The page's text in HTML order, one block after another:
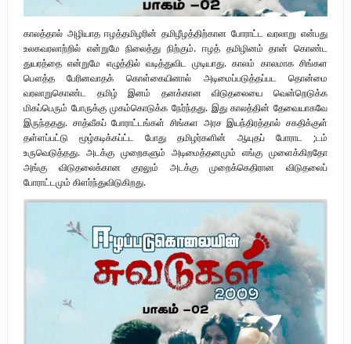
உரிமைப் போராட்டம் _
நாடாளுமன்ற உறுப்பினர் இராமநாதன் அர்ச்சுனா அவர்களுக்கு நிலவனின்
திறந்த மடல்!
காலத்தால் அழியாத ஈழத்தமிழரின் தமிழீழத்திற்கான போராட்ட வரலாறு என்பது
உலகவரலாற்றில் என்றுமே நிலைத்து நிற்கும். ஈழத் தமிழினம் தான் கொண்ட
துயரத்தை என்றுமே எழுத்தில் வடித்துவிட முடியாது. காலம் காலமாக சிங்கள
பௌத்த பேரினவாதக் கொள்கையினால் அடிமைப்படுத்தப்பட தொன்மை
வரலாறுகொண்ட தமிழ் இனம் தனக்கான விடுதலையை வென்றெடுக்க
மிகப்பெரும் போருக்கு முகம்கொடுக்க நேர்ந்தது. இது காலத்தின் தேவையாகவே
இருந்ததது. சாத்வீகப் போராட்டங்கள் சிங்கள அரச இயந்திரத்தால் சகதிக்குள்
தள்ளப்பட்டு மூழ்கடிக்கப்ட்ட போது தமிழர்களின் ஆயுதப் போராட ;டம்
உருவெடுத்தது. அடக்கு முறைகளும் அடிமைத்தனமும் எங்கு முளைக்கிறதோ
அங்கு விடுதலைக்கான குரலும் அடக்கு முறைக்கெதிரான விடுதலைப்
போராட்டமும் கிளர்ந்துவிடுகிறது.